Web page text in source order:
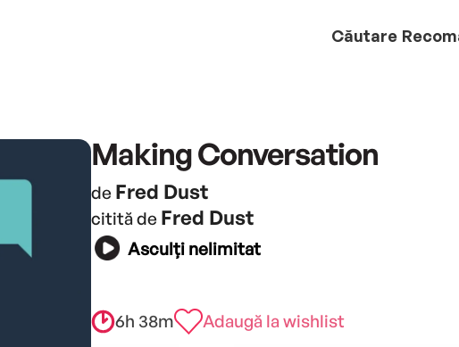
Căutare
Making Conversation
de Fred Dust
citită de Fred Dust
Asculți nelimitat
6h 38m Adaugă la wishlist